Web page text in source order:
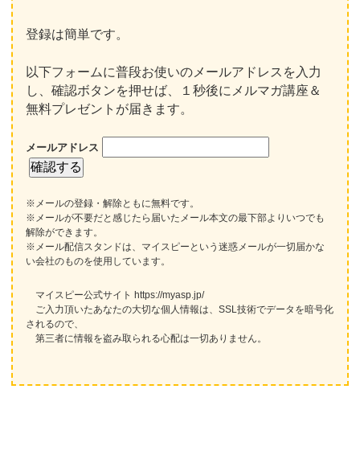
登録は簡単です。
以下フォームに普段お使いのメールアドレスを入力
し、確認ボタンを押せば、１秒後にメルマガ講座＆
無料プレゼントが届きます。
メールアドレス
※メールの登録・解除ともに無料です。
※メールが不要だと感じたら届いたメール本文の最下部よりいつでも
解除ができます。
※メール配信スタンドは、マイスピーという迷惑メールが一切届かな
い会社のものを使用しています。
マイスピー公式サイト https://myasp.jp/
ご入力頂いたあなたの大切な個人情報は、SSL技術でデータを暗号化
されるので、
第三者に情報を盗み取られる心配は一切ありません。